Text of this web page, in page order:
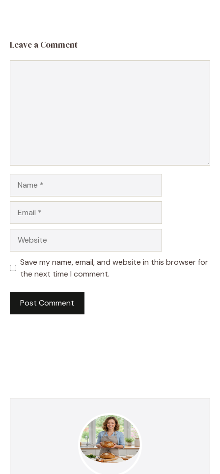
Leave a Comment
Save my name, email, and website in this browser for
the next time I comment.